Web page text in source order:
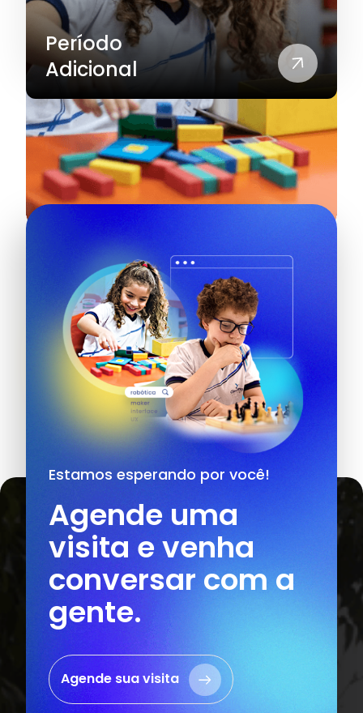
Período
Adicional
Estamos esperando por você!
Agende uma
visita e venha
conversar com a
gente.
Agende sua visita